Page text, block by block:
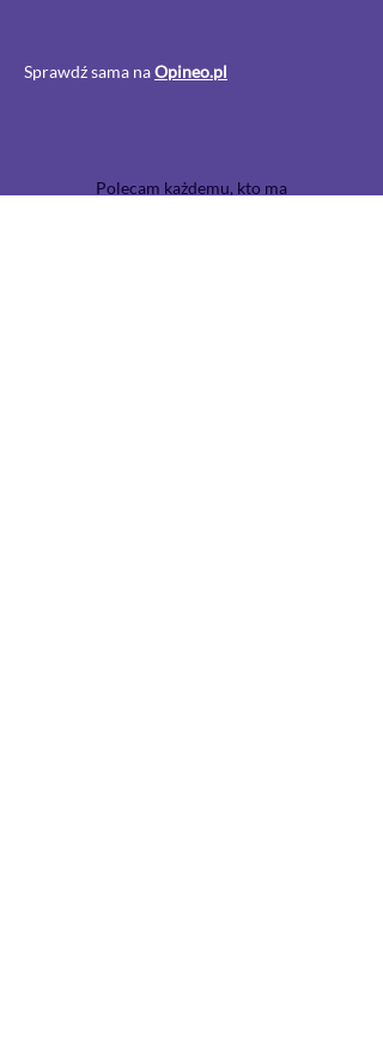
Sprawdź sama naOpineo.pl
Polecam każdemu, kto ma